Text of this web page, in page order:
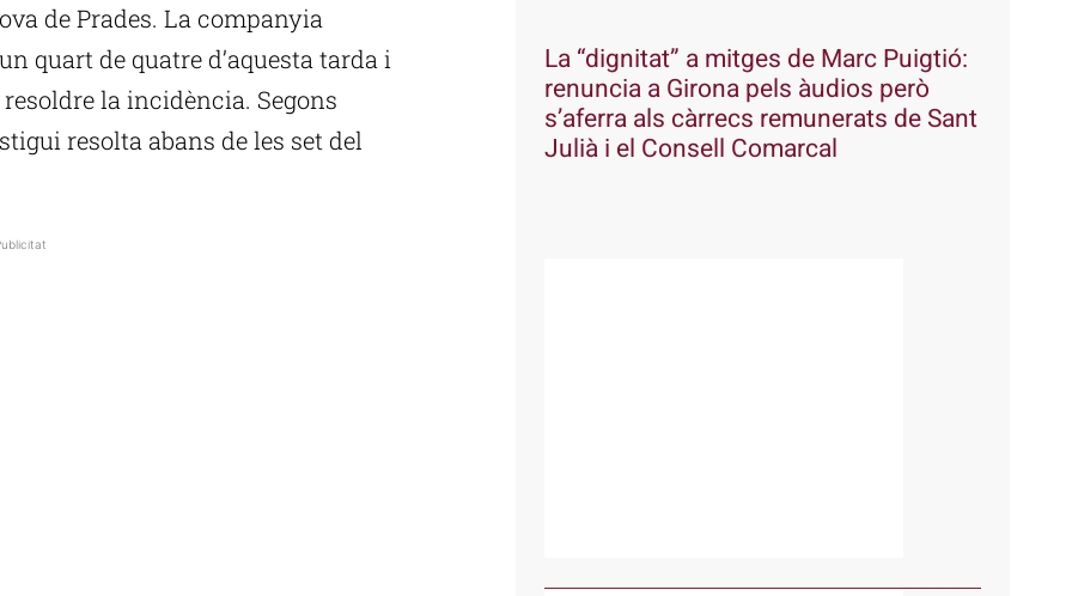
de Prades. La companyia
quart de quatre d’aquesta tarda i
la incidència. Segons
resolta abans de les set del
La “dignitat” a mitges de Marc Puigtió:
renuncia a Girona pels àudios però
s’aferra als càrrecs remunerats de Sant
Julià i el Consell Comarcal